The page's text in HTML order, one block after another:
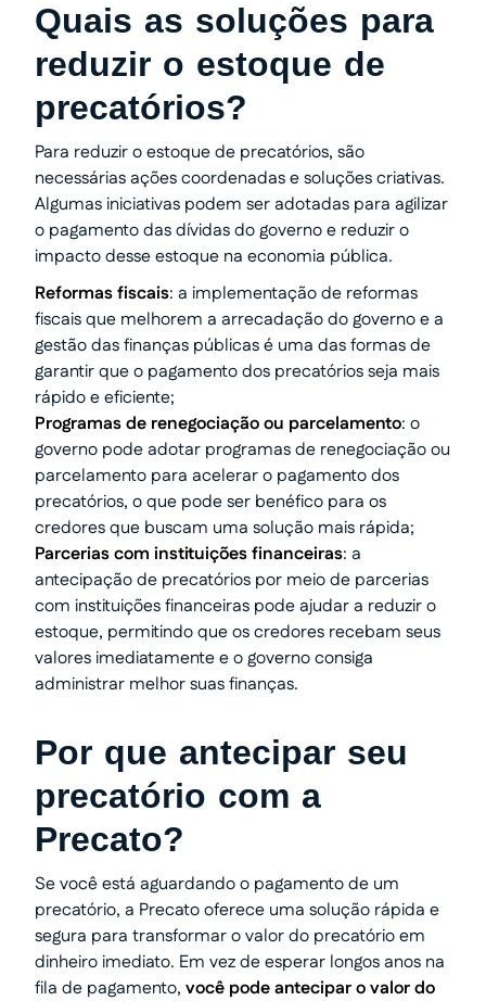
Quais as soluções para
reduzir o estoque de
precatórios?
Para reduzir o estoque de precatórios, são
necessárias ações coordenadas e soluções criativas.
Algumas iniciativas podem ser adotadas para agilizar
o pagamento das dívidas do governo e reduzir o
impacto desse estoque na economia pública.
Reformas fiscais: a implementação de reformas
fiscais que melhorem a arrecadação do governo e a
gestão das finanças públicas é uma das formas de
garantir que o pagamento dos precatórios seja mais
rápido e eficiente;
Programas de renegociação ou parcelamento: o
governo pode adotar programas de renegociação ou
parcelamento para acelerar o pagamento dos
precatórios, o que pode ser benéfico para os
credores que buscam uma solução mais rápida;
Parcerias com instituições financeiras: a
antecipação de precatórios por meio de parcerias
com instituições financeiras pode ajudar a reduzir o
estoque, permitindo que os credores recebam seus
valores imediatamente e o governo consiga
administrar melhor suas finanças.
Por que antecipar seu
precatório com a
Precato?
Se você está aguardando o pagamento de um
precatório, a Precato oferece uma solução rápida e
segura para transformar o valor do precatório em
dinheiro imediato. Em vez de esperar longos anos na
fila de pagamento, você pode antecipar o valor do